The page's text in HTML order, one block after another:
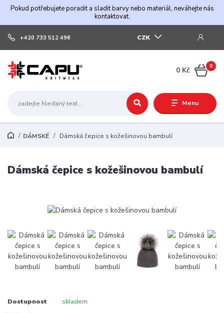
Pokud potřebujete poradit a sladit barvy nebo materiál, neváhejte nás
kontaktovat.
Menu
CZK
+420 733 512 496
0
0 Kč
DÁMSKÉ Dámská čepice s kožešinovou bambulí
Dámská čepice s kožešinovou bambulí
Dostupnost skladem